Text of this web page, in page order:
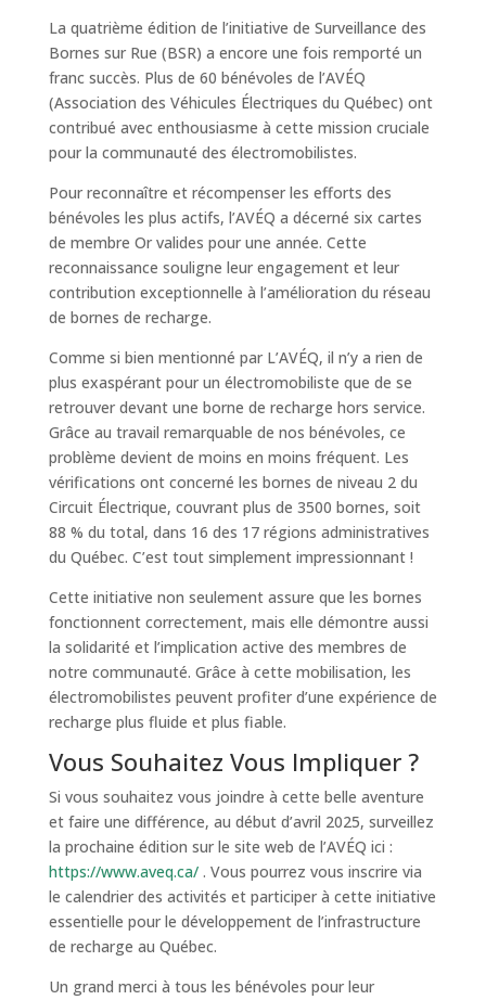
La quatrième édition de l’initiative de Surveillance des
Bornes sur Rue (BSR) a encore une fois remporté un
franc succès. Plus de 60 bénévoles de l’AVÉQ
(Association des Véhicules Électriques du Québec) ont
contribué avec enthousiasme à cette mission cruciale
pour la communauté des électromobilistes.
Pour reconnaître et récompenser les efforts des
bénévoles les plus actifs, l’AVÉQ a décerné six cartes
de membre Or valides pour une année. Cette
reconnaissance souligne leur engagement et leur
contribution exceptionnelle à l’amélioration du réseau
de bornes de recharge.
Comme si bien mentionné par L’AVÉQ, il n’y a rien de
plus exaspérant pour un électromobiliste que de se
retrouver devant une borne de recharge hors service.
Grâce au travail remarquable de nos bénévoles, ce
problème devient de moins en moins fréquent. Les
vérifications ont concerné les bornes de niveau 2 du
Circuit Électrique, couvrant plus de 3500 bornes, soit
88 % du total, dans 16 des 17 régions administratives
du Québec. C’est tout simplement impressionnant !
Cette initiative non seulement assure que les bornes
fonctionnent correctement, mais elle démontre aussi
la solidarité et l’implication active des membres de
notre communauté. Grâce à cette mobilisation, les
électromobilistes peuvent profiter d’une expérience de
recharge plus fluide et plus fiable.
Vous Souhaitez Vous Impliquer ?
Si vous souhaitez vous joindre à cette belle aventure
et faire une différence, au début d’avril 2025, surveillez
la prochaine édition sur le site web de l’AVÉQ ici :
https://www.aveq.ca/ . Vous pourrez vous inscrire via
le calendrier des activités et participer à cette initiative
essentielle pour le développement de l’infrastructure
de recharge au Québec.
Un grand merci à tous les bénévoles pour leur